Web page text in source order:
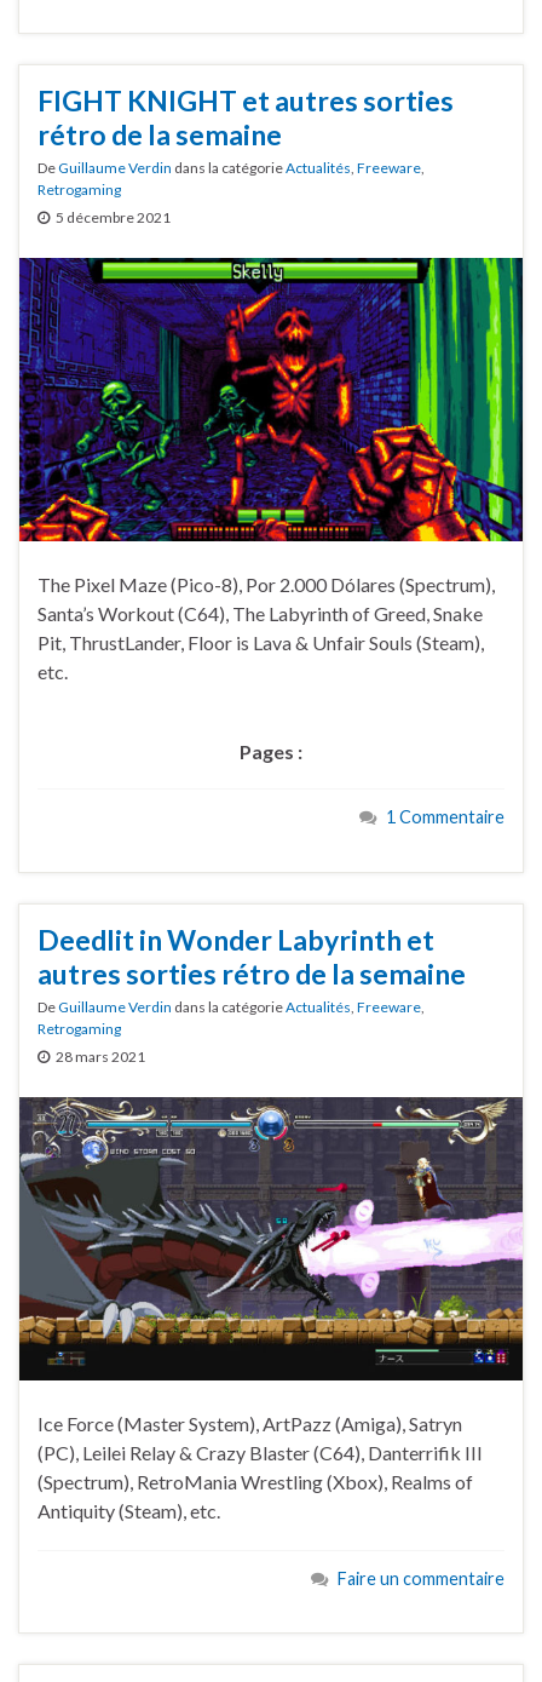
FIGHT KNIGHT et autres sorties
rétro de la semaine
DeGuillaume Verdin dans la catégorieActualités Freeware
Retrogaming
5 décembre 2021
The Pixel Maze (Pico-8), Por 2.000 Dólares (Spectrum),
Santa’s Workout (C64), The Labyrinth of Greed, Snake
Pit, ThrustLander, Floor is Lava & Unfair Souls (Steam),
etc.
Pages :
1 Commentaire
Deedlit in Wonder Labyrinth et
autres sorties rétro de la semaine
DeGuillaume Verdin dans la catégorieActualités Freeware
Retrogaming
28 mars 2021
Ice Force (Master System), ArtPazz (Amiga), Satryn
(PC), Leilei Relay & Crazy Blaster (C64), Danterrifik III
(Spectrum), RetroMania Wrestling (Xbox), Realms of
Antiquity (Steam), etc.
Faire un commentaire